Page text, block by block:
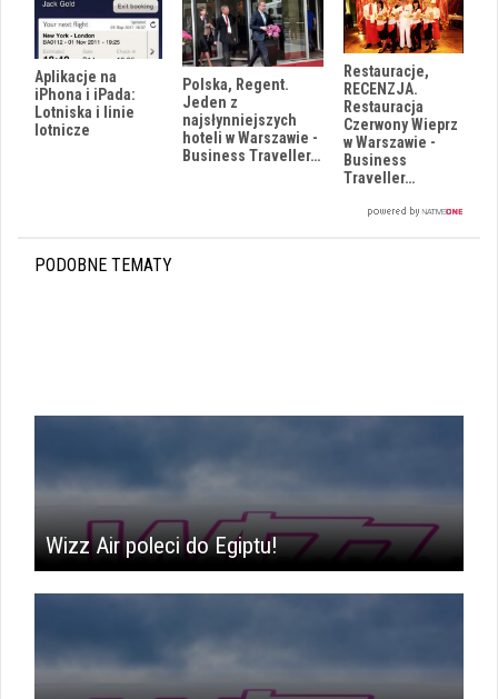
Aplikacje na
iPhona i iPada:
Lotniska i linie
lotnicze
Polska, Regent.
Jeden z
najsłynniejszych
hoteli w Warszawie -
Business Traveller…
Restauracje,
RECENZJA.
Restauracja
Czerwony Wieprz
w Warszawie -
Business
Traveller…
PODOBNE TEMATY
Wizz Air poleci do Egiptu!